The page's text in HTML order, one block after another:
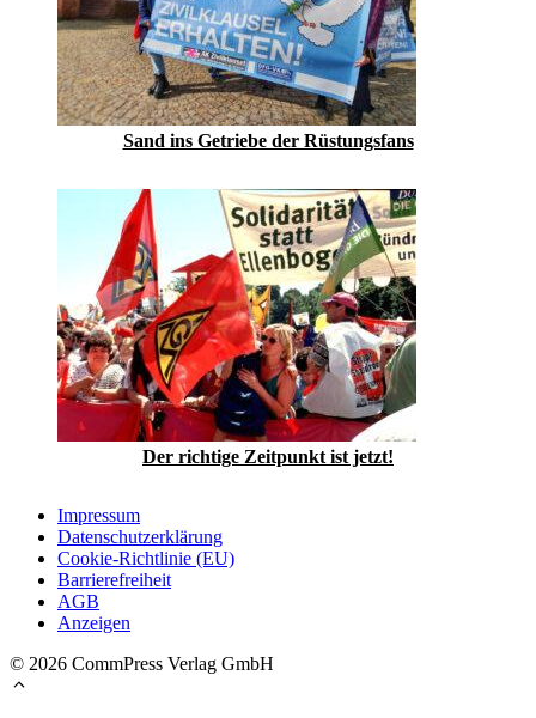
Sand ins Getriebe der Rüstungsfans
Der richtige Zeitpunkt ist jetzt!
Impressum
Datenschutzerklärung
Cookie-Richtlinie (EU)
Barrierefreiheit
AGB
Anzeigen
© 2026 CommPress Verlag GmbH